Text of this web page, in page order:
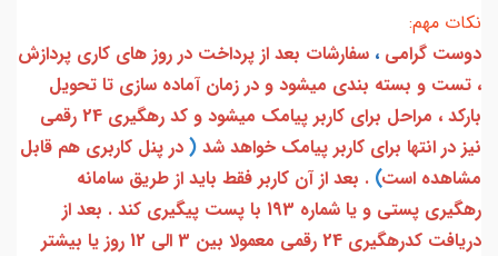
نکات مهم:
دوست گرامی ، سفارشات بعد از پرداخت در روز های کاری پردازش
، تست و بسته بندی میشود و در زمان آماده سازی تا تحویل
بارکد ، مراحل برای کاربر پیامک میشود و کد رهگیری 24 رقمی
نیز در انتها برای کاربر پیامک خواهد شد ( در پنل کاربری هم قابل
مشاهده است) . بعد از آن کاربر فقط باید از طریق سامانه
رهگیری پستی و یا شماره 193 با پست پیگیری کند . بعد از
دریافت کدرهگیری 24 رقمی معمولا بین 3 الی 12 روز یا بیشتر